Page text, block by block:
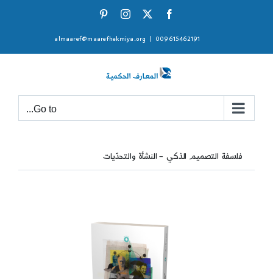
Facebook
X
Instagram
009615462191
almaaref@maarefhekmiya.org
Go to...
فلسفة التصميم الذكي – النشأة والتحدّيات